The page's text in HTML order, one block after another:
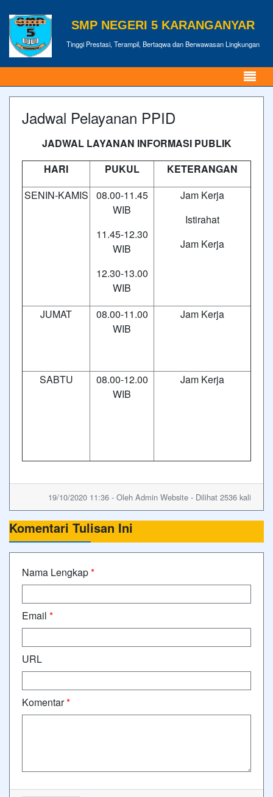
SMP NEGERI 5 KARANGANYAR
Tinggi Prestasi, Terampil, Bertaqwa dan Berwawasan Lingkungan
Jadwal Pelayanan PPID
JADWAL LAYANAN INFORMASI PUBLIK
HARI
PUKUL
KETERANGAN
SENIN-KAMIS
08.00-11.45
WIB
11.45-12.30
WIB
12.30-13.00
WIB
Jam Kerja
Istirahat
Jam Kerja
JUMAT
08.00-11.00
WIB
Jam Kerja
SABTU
08.00-12.00
WIB
Jam Kerja
19/10/2020 11:36 - Oleh Admin Website - Dilihat 2536 kali
Komentari Tulisan Ini
Nama Lengkap*
Email *
URL
Komentar*